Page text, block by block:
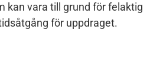
kan vara till grund för felaktig
för uppdraget.